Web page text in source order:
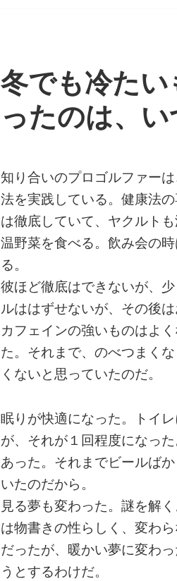
冬でも冷た
ったのは、
知り合いのプロゴルファー
法を実践している。健康法
は徹底していて、ヤクルト
温野菜を食べる。飲み会の
る。
彼ほど徹底はできないが、
ルははずせないが、その後
カフェインの強いものはよ
た。それまで、のべつまく
くないと思っていたのだ。
眠りが快適になった。トイ
が、それが１回程度になっ
あった。それまでビールば
いたのだから。
見る夢も変わった。謎を解
は物書きの性らしく、変わ
だったが、暖かい夢に変わ
うとするわけだ。